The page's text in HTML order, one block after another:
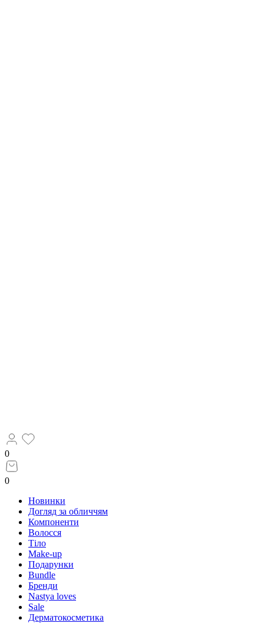
0
0
Новинки
Догляд за обличчям
Компоненти
Волосся
Тіло
Make-up
Подарунки
Bundle
Бренди
Nastya loves
Sale
Дерматокосметика